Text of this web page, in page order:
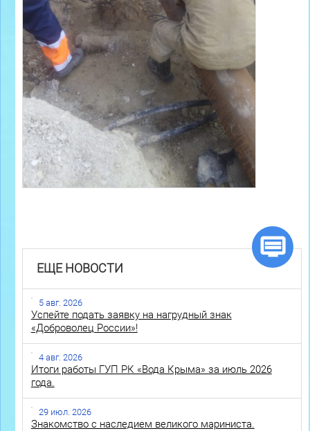
ЕЩЕ НОВОСТИ
5 авг. 2026
Успейте подать заявку на нагрудный знак
«Доброволец России»!
4 авг. 2026
Итоги работы ГУП РК «Вода Крыма» за июль 2026
года.
29 июл. 2026
Знакомство с наследием великого мариниста.